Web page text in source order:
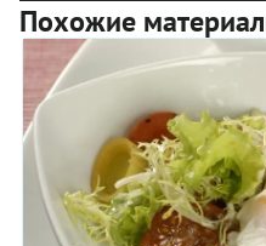
Похожие